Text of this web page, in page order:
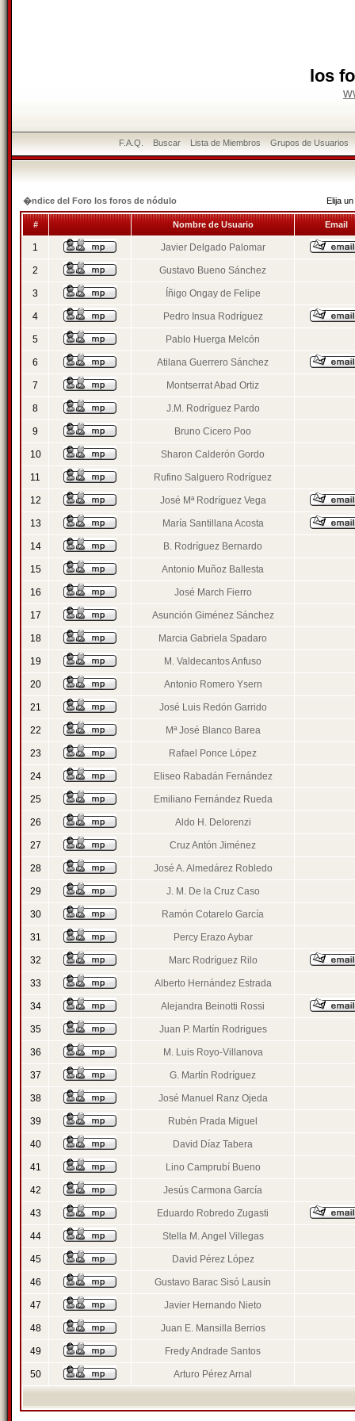
los
F.A.Q. Buscar Lista de Miembros Grupos de Usuarios
�ndice del Foro los foros de nódulo Elija
# Nombre de Usuario Email
1 Javier Delgado Palomar
2 Gustavo Bueno Sánchez
3 Íñigo Ongay de Felipe
4 Pedro Insua Rodríguez
5 Pablo Huerga Melcón
6 Atilana Guerrero Sánchez
7 Montserrat Abad Ortiz
8 J.M. Rodríguez Pardo
9 Bruno Cicero Poo
10 Sharon Calderón Gordo
11 Rufino Salguero Rodríguez
12 José Mª Rodríguez Vega
13 María Santillana Acosta
14 B. Rodríguez Bernardo
15 Antonio Muñoz Ballesta
16 José March Fierro
17 Asunción Giménez Sánchez
18 Marcia Gabriela Spadaro
19 M. Valdecantos Anfuso
20 Antonio Romero Ysern
21 José Luis Redón Garrido
22 Mª José Blanco Barea
23 Rafael Ponce López
24 Eliseo Rabadán Fernández
25 Emiliano Fernández Rueda
26 Aldo H. Delorenzi
27 Cruz Antón Jiménez
28 José A. Almedárez Robledo
29 J. M. De la Cruz Caso
30 Ramón Cotarelo García
31 Percy Erazo Aybar
32 Marc Rodríguez Rilo
33 Alberto Hernández Estrada
34 Alejandra Beinotti Rossi
35 Juan P. Martín Rodrigues
36 M. Luis Royo-Villanova
37 G. Martín Rodríguez
38 José Manuel Ranz Ojeda
39 Rubén Prada Miguel
40 David Díaz Tabera
41 Lino Camprubí Bueno
42 Jesús Carmona García
43 Eduardo Robredo Zugasti
44 Stella M. Angel Villegas
45 David Pérez López
46 Gustavo Barac Sisó Lausín
47 Javier Hernando Nieto
48 Juan E. Mansilla Berrios
49 Fredy Andrade Santos
50 Arturo Pérez Arnal